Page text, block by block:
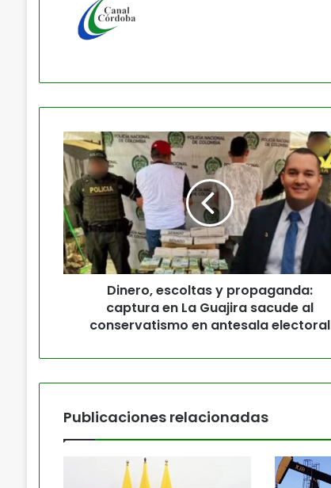
Dinero, escoltas y propaganda:
captura en La Guajira sacude al
conservatismo en antesala electoral
Publicaciones relacionadas